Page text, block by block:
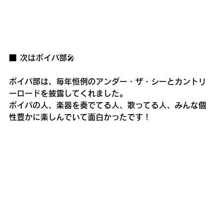
■ 次はボイパ部🎤
ボイパ部は、毎年恒例のアンダー・ザ・シーとカントリ
ーロードを披露してくれました。
ボイパの人、楽器を奏でてる人、歌ってる人、みんな個
性豊かに楽しんでいて面白かったです！